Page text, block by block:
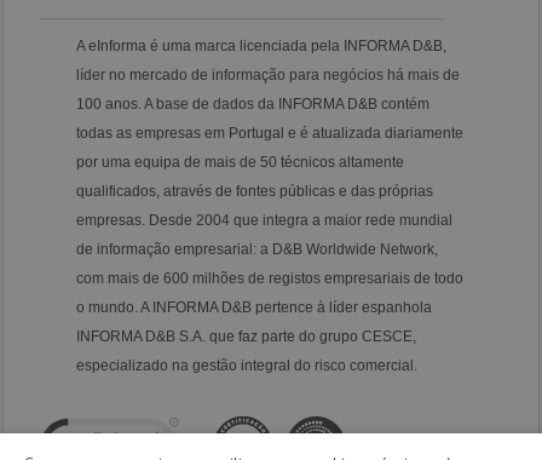
A eInforma é uma marca licenciada pela INFORMA D&B,
líder no mercado de informação para negócios há mais de
100 anos. A base de dados da INFORMA D&B contém
todas as empresas em Portugal e é atualizada diariamente
por uma equipa de mais de 50 técnicos altamente
qualificados, através de fontes públicas e das próprias
empresas. Desde 2004 que integra a maior rede mundial
de informação empresarial: a D&B Worldwide Network,
com mais de 600 milhões de registos empresariais de todo
o mundo. A INFORMA D&B pertence à líder espanhola
INFORMA D&B S.A. que faz parte do grupo CESCE,
especializado na gestão integral do risco comercial.